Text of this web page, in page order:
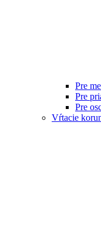
Pre
Pre
Pre
Vŕtacie